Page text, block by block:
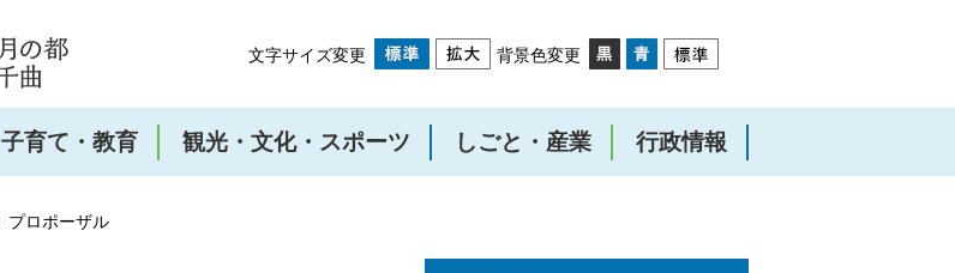
文字サイズ変更 背景色変更
子育て・教育 観光・文化・スポーツ しごと・産業 行政情報
プロポーザル